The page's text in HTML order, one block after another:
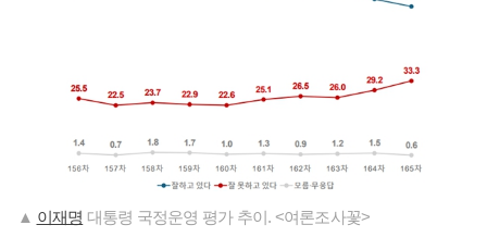
▲ 이재명 대통령 국정운영 평가 추이. <여론조사꽃>